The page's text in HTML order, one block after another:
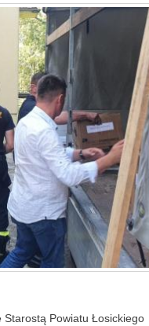
Powiatu Łosickiego